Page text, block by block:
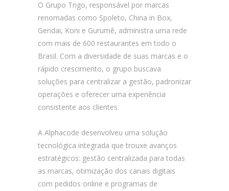
O Grupo Trigo, responsável por marcas
renomadas como Spoleto, China in Box,
Gendai, Koni e Gurumê, administra uma rede
com mais de 600 restaurantes em todo o
Brasil. Com a diversidade de suas marcas e o
rápido crescimento, o grupo buscava
soluções para centralizar a gestão, padronizar
operações e oferecer uma experiência
consistente aos clientes.
A Alphacode desenvolveu uma solução
tecnológica integrada que trouxe avanços
estratégicos: gestão centralizada para todas
as marcas, otimização dos canais digitais
com pedidos online e programas de